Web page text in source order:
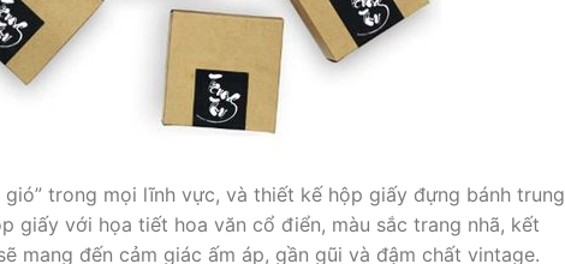
trong mọi lĩnh vực, và thiết kế hộp giấy đựng bánh trung
giấy với họa tiết hoa văn cổ điển, màu sắc trang nhã, kết
mang đến cảm giác ấm áp, gần gũi và đậm chất vintage.